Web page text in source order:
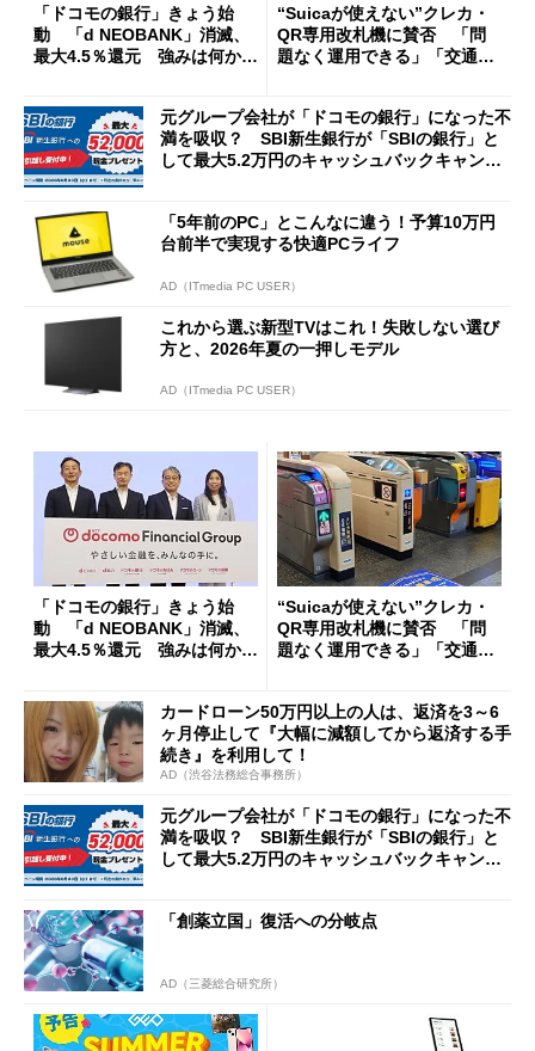
「ドコモの銀行」きょう始
動 「d NEOBANK」消滅、
最大4.5％還元 強みは何か解
“Suicaが使えない”クレカ・
QR専用改札機に賛否 「問
題なく運用できる」「交通系I
元グループ会社が「ドコモの銀行」になった不
満を吸収？ SBI新生銀行が「SBIの銀行」と
して最大5.2万円のキャッシュバックキャンペ
「5年前のPC」とこんなに違う！予算10万円
台前半で実現する快適PCライフ
AD（ITmedia PC USER）
これから選ぶ新型TVはこれ！失敗しない選び
方と、2026年夏の一押しモデル
AD（ITmedia PC USER）
「ドコモの銀行」きょう始
動 「d NEOBANK」消滅、
最大4.5％還元 強みは何か解
“Suicaが使えない”クレカ・
QR専用改札機に賛否 「問
題なく運用できる」「交通系I
カードローン50万円以上の人は、返済を3～6
ヶ月停止して『大幅に減額してから返済する手
続き』を利用して！
AD（渋谷法務総合事務所）
元グループ会社が「ドコモの銀行」になった不
満を吸収？ SBI新生銀行が「SBIの銀行」と
して最大5.2万円のキャッシュバックキャンペ
「創薬立国」復活への分岐点
AD（三菱総合研究所）